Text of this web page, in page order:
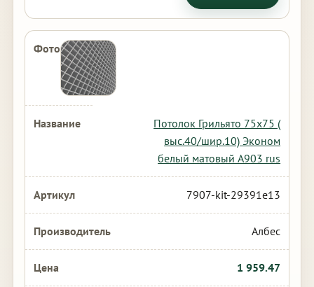
Потолок Грильято 75х75 (
выс.40/шир.10) Эконом
белый матовый А903 rus
7907-kit-29391e13
Албес
1 959.47